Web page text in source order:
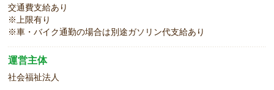
交通費支給あり
※上限有り
※車・バイク通勤の場合は別途ガソリン代支給あり
運営主体
社会福祉法人